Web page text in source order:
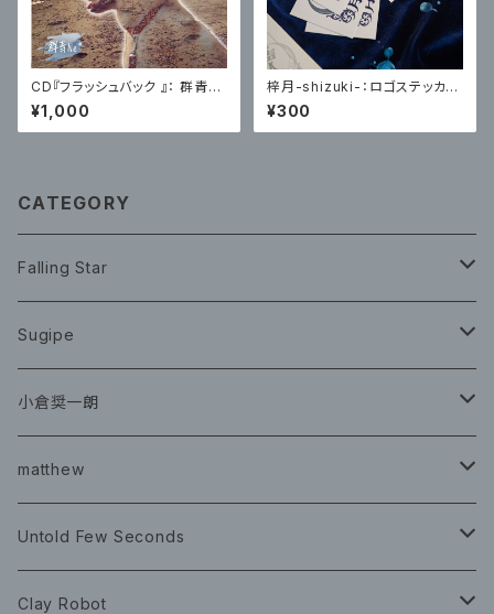
CD『フラッシュバック 』： 群青N
e°
¥1,000
梓月-shizuki-：ロゴステッカー
１枚
¥300
CATEGORY
Falling Star
CD
グッズ
チェキ ブロマイド
イベント
ツアーグッズ
Sugipe
チケット
CD
グッズ
小倉奨一朗
イベント
グッズ
CD
matthew
Book
CD
Untold Few Seconds
グッズ
Clay Robot